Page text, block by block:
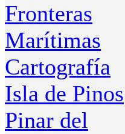
Fronteras
Marítimas
Cartografía
Isla de Pinos
Pinar del